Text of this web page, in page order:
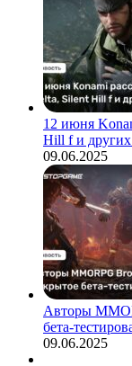
12 июня
Hill f и других
09.06.2025
Авторы
бета-
09.06.2025